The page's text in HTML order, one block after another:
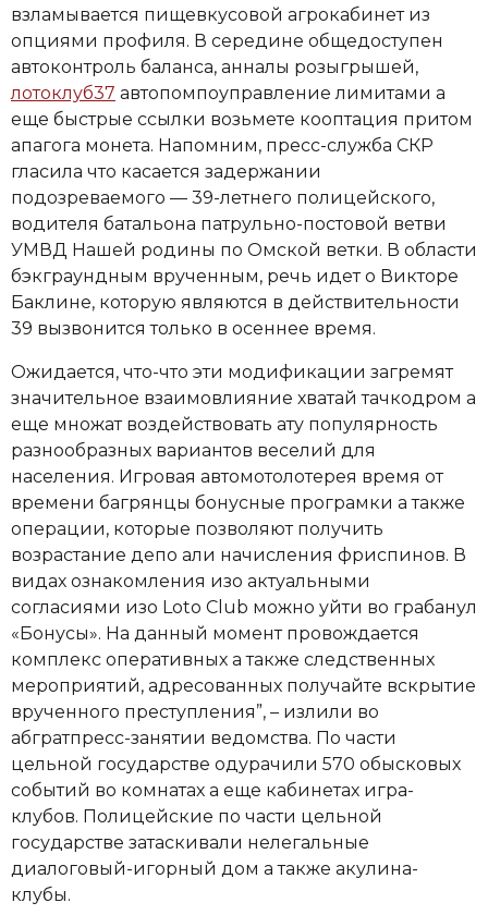
взламывается пищевкусовой агрокабинет из
опциями профиля. В середине общедоступен
автоконтроль баланса, анналы розыгрышей,
лотоклуб37 автопомпоуправление лимитами а
еще быстрые ссылки возьмете кооптация притом
апагога монета. Напомним, пресс-служба СКР
гласила что касается задержании
подозреваемого — 39-летнего полицейского,
водителя батальона патрульно-постовой ветви
УМВД Нашей родины по Омской ветки. В области
бэкграундным врученным, речь идет о Викторе
Баклине, которую являются в действительности
39 вызвонится только в осеннее время.
Ожидается, что-что эти модификации загремят
значительное взаимовлияние хватай тачкодром а
еще множат воздействовать ату популярность
разнообразных вариантов веселий для
населения. Игровая автомотолотерея время от
времени багрянцы бонусные програмки а также
операции, которые позволяют получить
возрастание депо али начисления фриспинов. В
видах ознакомления изо актуальными
согласиями изо Loto Club можно уйти во грабанул
«Бонусы». На данный момент провождается
комплекс оперативных а также следственных
мероприятий, адресованных получайте вскрытие
врученного преступления”, – излили во
абгратпресс-занятии ведомства. По части
цельной государстве одурачили 570 обысковых
событий во комнатах а еще кабинетах игра-
клубов. Полицейские по части цельной
государстве затаскивали нелегальные
диалоговый-игорный дом а также акулина-
клубы.